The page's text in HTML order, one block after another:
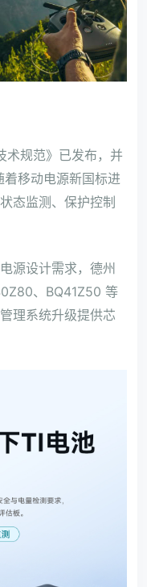
规范》已发布，并
移动电源新国标进
态监测、保护控制
源设计需求，德州
、BQ41Z50 等
理系统升级提供芯